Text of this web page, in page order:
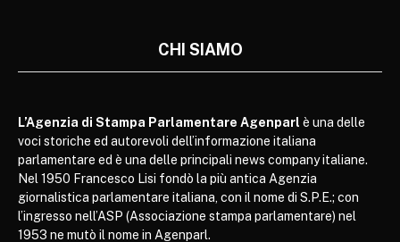
CHI SIAMO
L’Agenzia di Stampa Parlamentare Agenparl è una delle
voci storiche ed autorevoli dell’informazione italiana
parlamentare ed è una delle principali news company italiane.
Nel 1950 Francesco Lisi fondò la più antica Agenzia
giornalistica parlamentare italiana, con il nome di S.P.E.; con
l’ingresso nell’ASP (Associazione stampa parlamentare) nel
1953 ne mutò il nome in Agenparl.